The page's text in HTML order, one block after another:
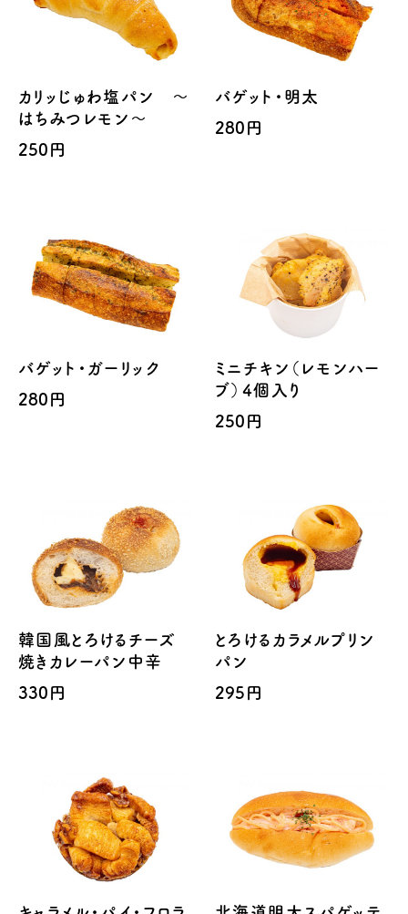
カリッじゅわ塩パン ～
はちみつレモン～
250円
バゲット・明太
280円
バゲット・ガーリック
280円
ミニチキン（レモンハー
ブ）4個入り
250円
韓国風とろけるチーズ
焼きカレーパン中辛
330円
とろけるカラメルプリン
パン
295円